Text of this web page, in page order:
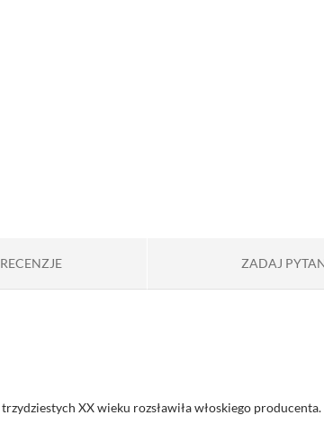
ZADAJ
XX wieku rozsławiła włoskiego